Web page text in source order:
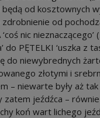
od kosztownych
od
nic
do PĘTELKI ‘uszka z
do niewybrednych
złotymi i
– niewarte były aż
zatem jeźdźca –
koń wart lichego